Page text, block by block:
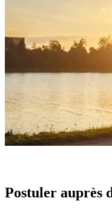
Postuler auprès